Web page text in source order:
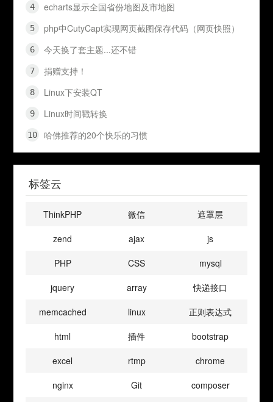
echarts显示全国省份地图及市地图
php中CutyCapt实现网页截图保存代码（网页快照）
今天换了套主题...还不错
捐赠支持！
Linux下安装QT
Linux时间戳转换
哈佛推荐的20个快乐的习惯
标签云
ThinkPHP 微信
遮罩层
zend
ajax
js
PHP
CSS
mysql
jquery
array
快递接口
memcached
linux
正则表达式
html
插件
bootstrap
excel
rtmp
chrome
nginx
Git composer